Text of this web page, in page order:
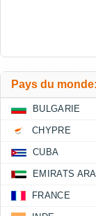
Pays du monde:
BULGARIE
CHYPRE
CUBA
EMIRATS
FRANCE